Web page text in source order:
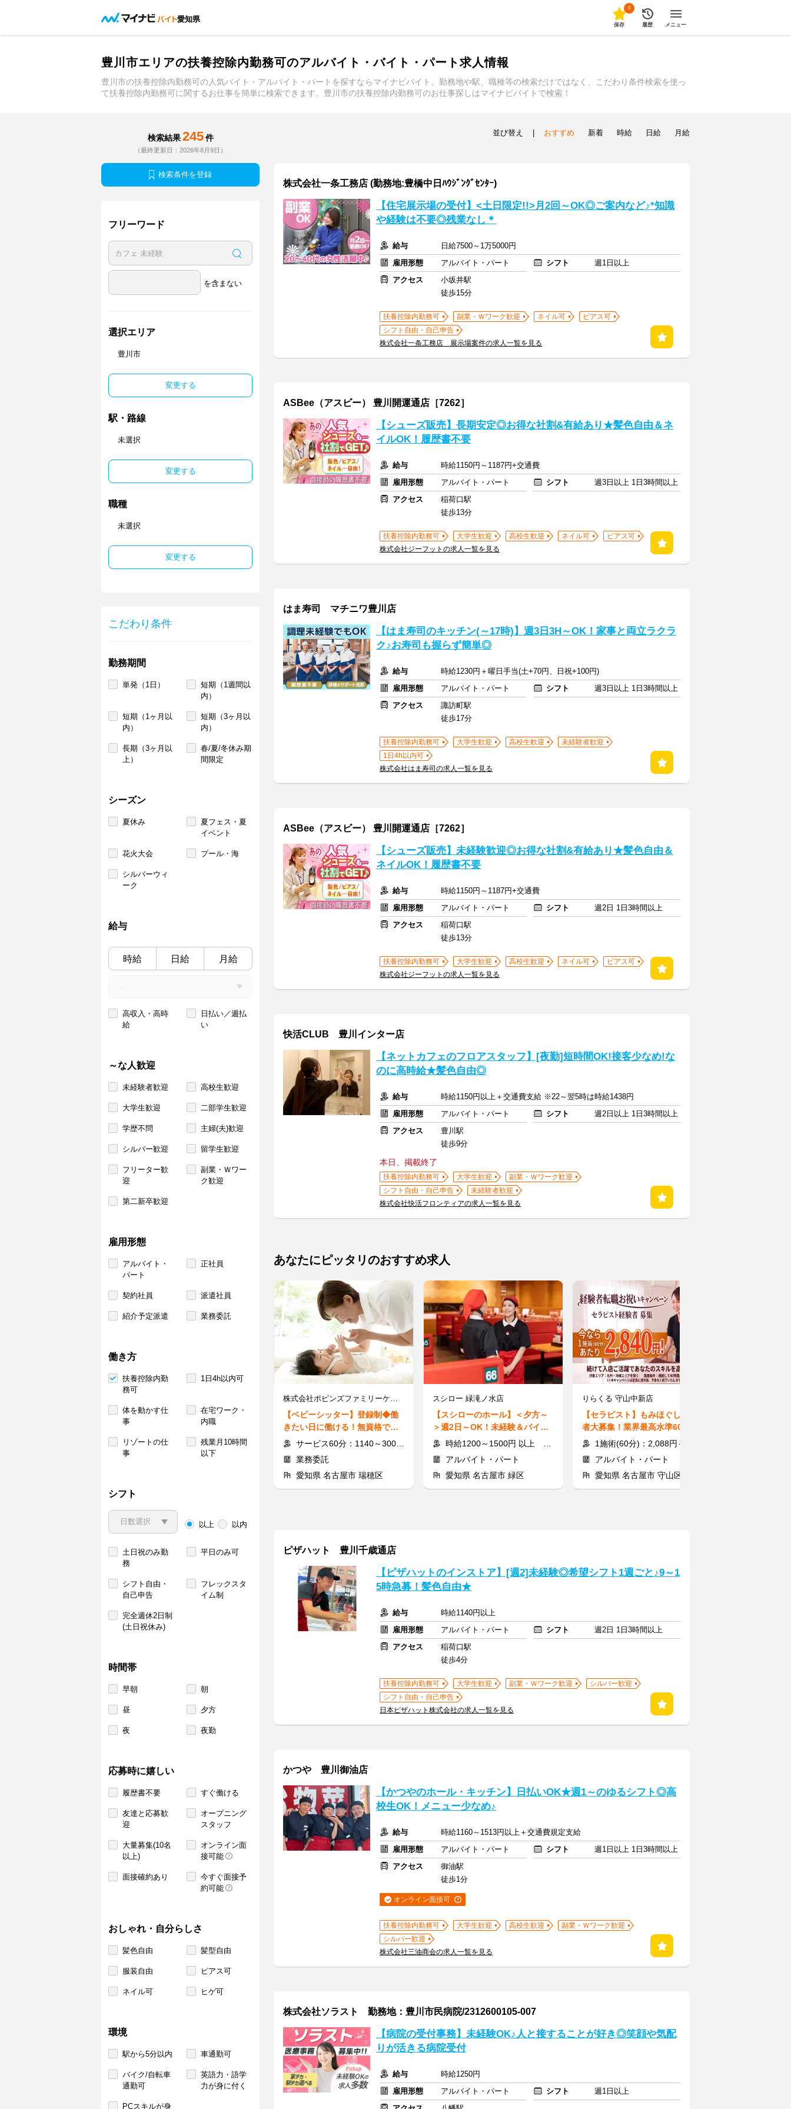
愛知県
0
保存 履歴 メニュー
豊川市エリアの扶養控除内勤務可のアルバイト・バイト・パート求人情報
豊川市の扶養控除内勤務可の人気バイト・アルバイト・パートを探すならマイナビバイト。勤務地や駅、職種等の検索だけではなく、こだわり条件検索を使っ
て扶養控除内勤務可に関するお仕事を簡単に検索できます。豊川市の扶養控除内勤務可のお仕事探しはマイナビバイトで検索！
検索結果 245 件
（最終更新日：2026年8月9日）
検索条件を登録
フリーワード
を含まない
選択エリア
豊川市
変更する
駅・路線
未選択
変更する
職種
未選択
変更する
こだわり条件
勤務期間
単発（1日）
短期（1週間以
内）
短期（1ヶ月以
内）
短期（3ヶ月以
内）
長期（3ヶ月以
上）
春/夏/冬休み期
間限定
シーズン
夏休み
夏フェス・夏
イベント
花火大会 プール・海
シルバーウィ
ーク
給与
時給 日給 月給
高収入・高時
給
日払い／週払
い
～な人歓迎
未経験者歓迎 高校生歓迎
大学生歓迎 二部学生歓迎
学歴不問 主婦(夫)歓迎
シルバー歓迎 留学生歓迎
フリーター歓
迎
副業・Ｗワー
ク歓迎
第二新卒歓迎
雇用形態
アルバイト・
パート
正社員
契約社員 派遣社員
紹介予定派遣 業務委託
働き方
扶養控除内勤
務可
1日4h以内可
体を動かす仕
事
在宅ワーク・
内職
リゾートの仕
事
残業月10時間
以下
シフト
以上 以内
土日祝のみ勤
務
平日のみ可
シフト自由・
自己申告
フレックスタ
イム制
完全週休2日制
(土日祝休み)
時間帯
早朝 朝
昼 夕方
夜 夜勤
応募時に嬉しい
履歴書不要 すぐ働ける
友達と応募歓
迎
オープニング
スタッフ
大量募集(10名
以上)
オンライン面
接可能
面接確約あり
今すぐ面接予
約可能
おしゃれ・自分らしさ
髪色自由 髪型自由
服装自由 ピアス可
ネイル可 ヒゲ可
環境
駅から5分以内 車通勤可
バイク/自転車
通勤可
英語力・語学
力が身に付く
PCスキルが身
並び替え おすすめ 新着 時給 日給 月給
株式会社一条工務店 (勤務地:豊橋中日ﾊｳｼﾞﾝｸﾞｾﾝﾀｰ)
【住宅展示場の受付】<土日限定!!>月2回～OK◎ご案内など♪*知識
や経験は不要◎残業なし＊
給与
日給7500～1万5000円
雇用形態
アルバイト・パート シフト
週1日以上
アクセス
小坂井駅
徒歩15分
扶養控除内勤務可 副業・Ｗワーク歓迎 ネイル可
ピアス可
シフト自由・自己申告
株式会社一条工務店 展示場案件の求人一覧を見る
ASBee（アスビー） 豊川開運通店［7262］
【シューズ販売】長期安定◎お得な社割&有給あり★髪色自由＆ネ
イルOK！履歴書不要
給与
時給1150円～1187円+交通費
雇用形態
アルバイト・パート シフト
週3日以上 1日3時間以上
アクセス
稲荷口駅
徒歩13分
扶養控除内勤務可 大学生歓迎 高校生歓迎 ネイル可
ピアス可
株式会社ジーフットの求人一覧を見る
はま寿司 マチニワ豊川店
【はま寿司のキッチン(～17時)】週3日3H～OK！家事と両立ラクラ
ク♪お寿司も握らず簡単◎
給与
時給1230円＋曜日手当(土+70円、日祝+100円)
雇用形態
アルバイト・パート シフト
週3日以上 1日3時間以上
アクセス
諏訪町駅
徒歩17分
扶養控除内勤務可 大学生歓迎 高校生歓迎
未経験者歓迎
1日4h以内可
株式会社はま寿司の求人一覧を見る
ASBee（アスビー） 豊川開運通店［7262］
【シューズ販売】未経験歓迎◎お得な社割&有給あり★髪色自由＆
ネイルOK！履歴書不要
給与
時給1150円～1187円+交通費
雇用形態
アルバイト・パート シフト
週2日 1日3時間以上
アクセス
稲荷口駅
徒歩13分
扶養控除内勤務可 大学生歓迎 高校生歓迎 ネイル可
ピアス可
株式会社ジーフットの求人一覧を見る
快活CLUB 豊川インター店
【ネットカフェのフロアスタッフ】[夜勤]短時間OK!接客少なめ!な
のに高時給★髪色自由◎
給与
時給1150円以上＋交通費支給 ※22～翌5時は時給1438円
雇用形態
アルバイト・パート シフト
週2日以上 1日3時間以上
アクセス
豊川駅
徒歩9分
本日、掲載終了
扶養控除内勤務可 大学生歓迎
副業・Ｗワーク歓迎
シフト自由・自己申告
未経験者歓迎
株式会社快活フロンティアの求人一覧を見る
あなたにピッタリのおすすめ求人
株式会社ポピンズファミリーケア ※勤務地：名古屋市瑞穂区
【ベビーシッター】登録制◆働
きたい日に働ける！無資格でOK
◎子育て経験も活かせる＊
サービス60分：1140～3000円以上＋交通費全額支給
業務委託
愛知県 名古屋市 瑞穂区
スシロー 緑滝ノ水店
【スシローのホール】＜夕方～
＞週2日～OK！未経験＆バイト
デビューにも◎履歴書不要！
時給1200～1500円 以上 ≪土日祝は時給UP≫
アルバイト・パート
愛知県 名古屋市 緑区
りらくる 守山中新店
【セラピスト】もみほぐし経験
者大募集！業界最高水準60分2,8
40円～も可能です！
1施術(60分)：2,088円～3,510円
アルバイト・パート
愛知県 名古屋市 守山区
ピザハット 豊川千歳通店
【ピザハットのインストア】[週2]未経験◎希望シフト1週ごと♪9～1
5時急募！髪色自由★
給与
時給1140円以上
雇用形態
アルバイト・パート シフト
週2日 1日3時間以上
アクセス
稲荷口駅
徒歩4分
扶養控除内勤務可 大学生歓迎 副業・Ｗワーク歓迎
シルバー歓迎
シフト自由・自己申告
日本ピザハット株式会社の求人一覧を見る
かつや 豊川御油店
【かつやのホール・キッチン】日払いOK★週1～のゆるシフト◎高
校生OK！メニュー少なめ♪
給与
時給1160～1513円以上＋交通費規定支給
雇用形態
アルバイト・パート シフト
週1日以上 1日3時間以上
アクセス
御油駅
徒歩1分
オンライン面接可
扶養控除内勤務可 大学生歓迎 高校生歓迎
副業・Ｗワーク歓迎
シルバー歓迎
株式会社三油商会の求人一覧を見る
株式会社ソラスト 勤務地：豊川市民病院/2312600105-007
【病院の受付事務】未経験OK♪人と接することが好き◎笑顔や気配
りが活きる病院受付
給与
時給1250円
雇用形態
アルバイト・パート シフト
週1日以上